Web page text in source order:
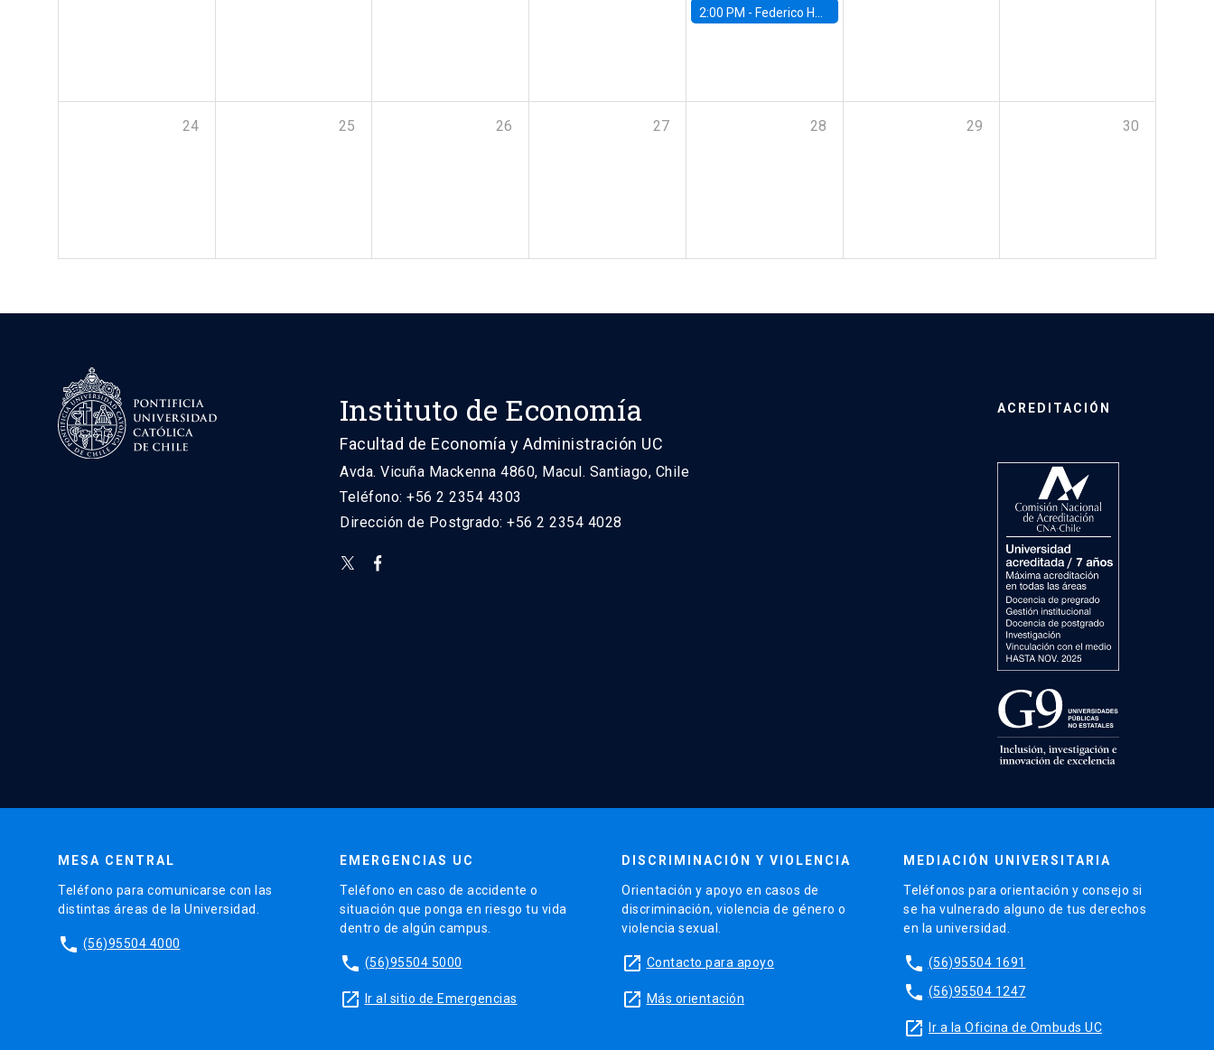
2:00 PM - Federico Huneeus - Banco Central de Chile
24 25 26 27 28 29 30
Instituto de Economía
Facultad de Economía y Administración UC
Avda. Vicuña Mackenna 4860, Macul. Santiago, Chile
Teléfono: +56 2 2354 4303
Dirección de Postgrado: +56 2 2354 4028
ACREDITACIÓN
MESA CENTRAL
Teléfono para comunicarse con las
distintas áreas de la Universidad.
phone (56)95504 4000
EMERGENCIAS UC
Teléfono en caso de accidente o
situación que ponga en riesgo tu vida
dentro de algún campus.
phone (56)95504 5000
launch Ir al sitio de Emergencias
DISCRIMINACIÓN Y VIOLENCIA
Orientación y apoyo en casos de
discriminación, violencia de género o
violencia sexual.
launch Contacto para apoyo
launch Más orientación
MEDIACIÓN UNIVERSITARIA
Teléfonos para orientación y consejo si
se ha vulnerado alguno de tus derechos
en la universidad.
phone (56)95504 1691
phone (56)95504 1247
launch Ir a la Oficina de Ombuds UC